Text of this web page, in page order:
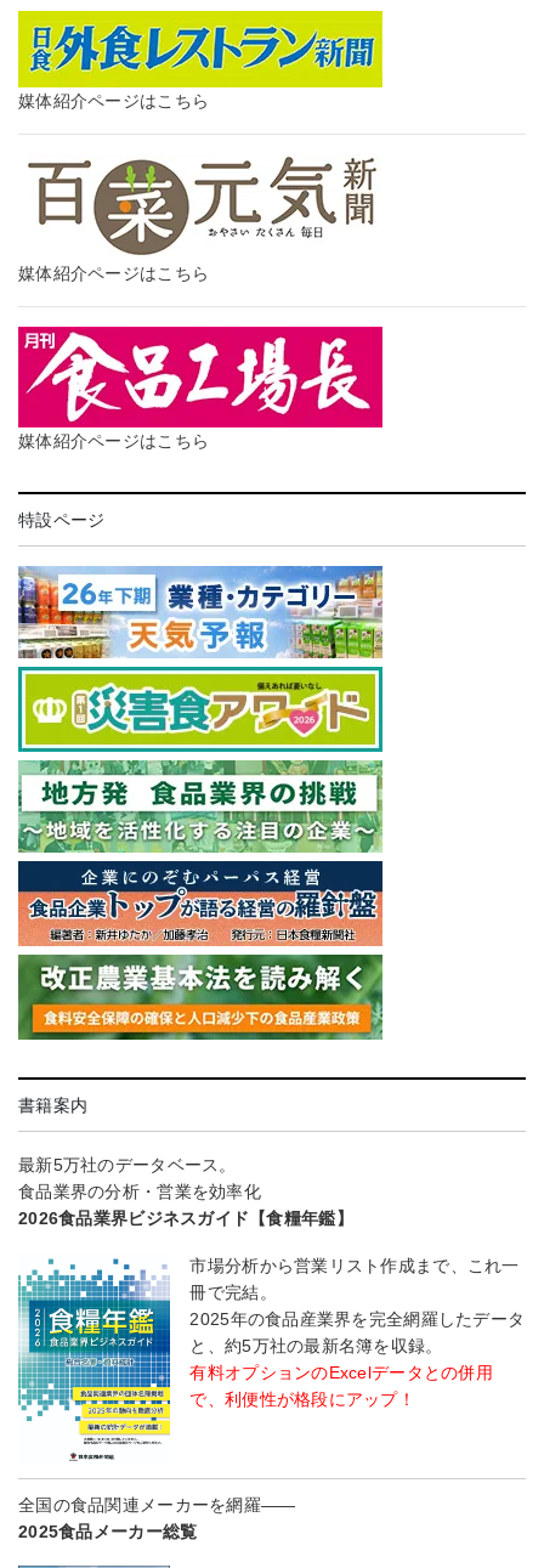
媒体紹介ページはこちら
媒体紹介ページはこちら
媒体紹介ページはこちら
特設ページ
書籍案内
最新5万社のデータベース。
食品業界の分析・営業を効率化
2026食品業界ビジネスガイド【食糧年鑑】
市場分析から営業リスト作成まで、これ一
冊で完結。
2025年の食品産業界を完全網羅したデータ
と、約5万社の最新名簿を収録。
有料オプションのExcelデータとの併用
で、利便性が格段にアップ！
全国の食品関連メーカーを網羅――
2025食品メーカー総覧